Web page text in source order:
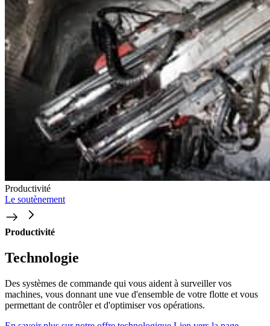
Productivité
Le soutènement
Productivité
Technologie
Des systèmes de commande qui vous aident à surveiller vos
machines, vous donnant une vue d'ensemble de votre flotte et vous
permettant de contrôler et d'optimiser vos opérations.